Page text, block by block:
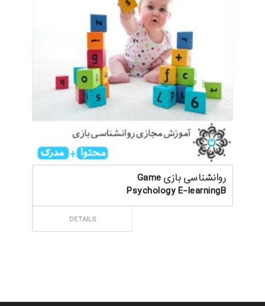
روانشناسی بازی Game
Psychology E-learningB
DETAILS